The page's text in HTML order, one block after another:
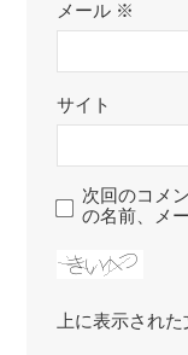
メール ※
サイト
次回のコメ
の名前、メ
上に表示され